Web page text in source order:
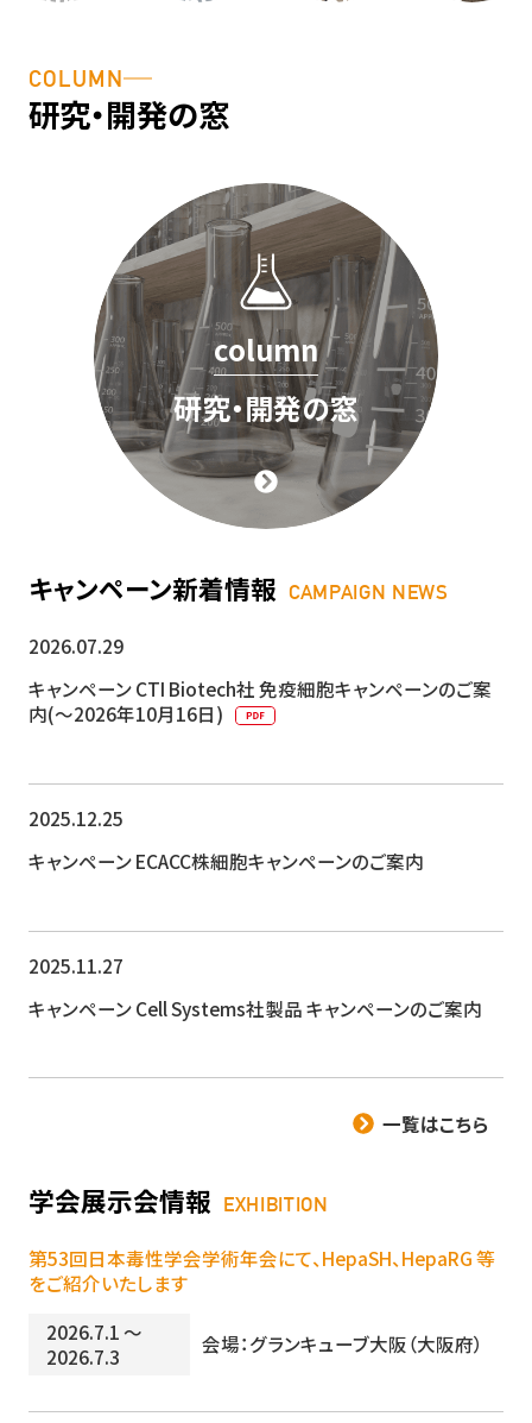
細胞基礎
講座
COLUMN
研究・開発の窓
column
研究・開発の窓
キャンペーン新着情報 CAMPAIGN NEWS
2026.07.29
キャンペーンCTI Biotech社 免疫細胞キャンペーンのご案
内(～2026年10月16日)
2025.12.25
キャンペーンECACC株細胞キャンペーンのご案内
2025.11.27
キャンペーンCell Sy​​stems社製品 キャンペーンのご案内
一覧はこちら
学会展示会情報 EXHIBITION
第53回日本毒性学会学術年会にて、HepaSH、HepaRG 等
をご紹介いたします
2026.7.1 ～
2026.7.3
会場：グランキューブ大阪（大阪府）